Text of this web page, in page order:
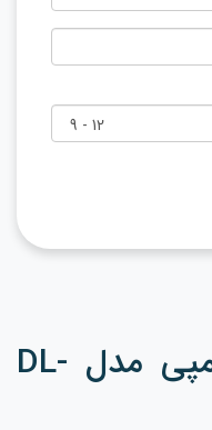
دوربین مداربسته لامپی مدل DL-